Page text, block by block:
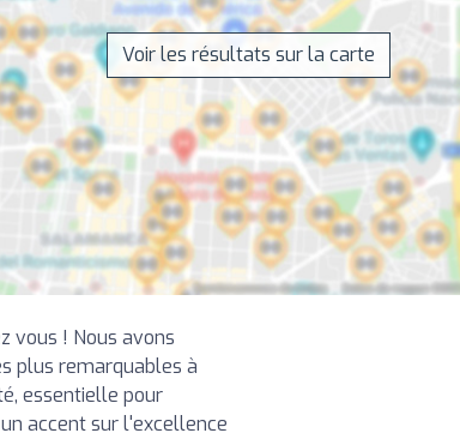
Voir les résultats sur la carte
vous ! Nous avons
plus remarquables à
essentielle pour
accent sur l'excellence